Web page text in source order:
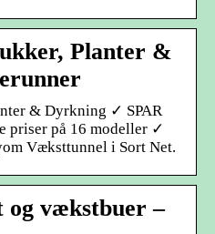
Planter &
& Dyrkning ✓ SPAR
priser på 16 modeller ✓
Væksttunnel i Sort Net.
og vækstbuer –